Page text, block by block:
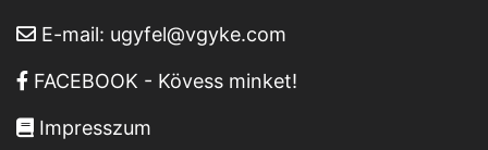
E-mail: ugyfel@vgyke.com
FACEBOOK - Kövess minket!
Impresszum